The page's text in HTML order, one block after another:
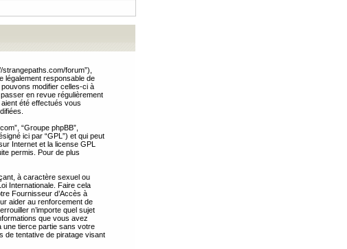
forum”),
légalement responsable de
modifier celles-ci à
en revue régulièrement
été effectués vous
“Groupe phpBB”,
ici par “GPL”) et qui peut
Internet et la license GPL
permis. Pour de plus
à caractère sexuel ou
Internationale. Faire cela
Fournisseur d’Accès à
aider au renforcement de
n’importe quel sujet
que vous avez
une tierce partie sans votre
de tentative de piratage visant